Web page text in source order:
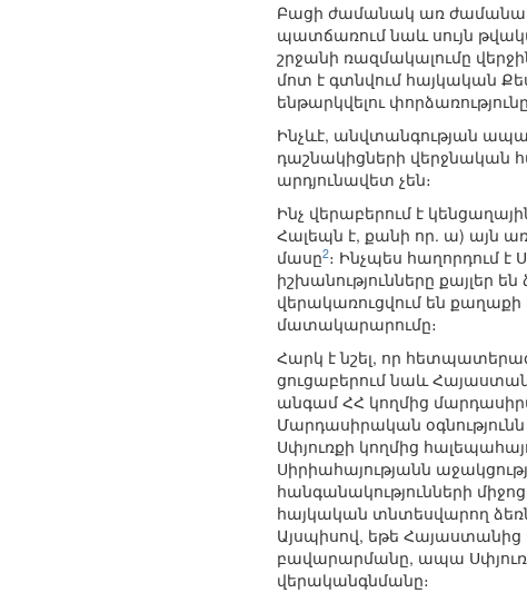
Բացի ժամանակ առ ժամանակ
պատճառում նաև սույն
շրջանի ռազմակալումը
մոտ է գտնվում հայկական
ենթարկվելու
Ինչևէ, անվտանգության
դաշնակիցների վերջնական
արդյունավետ չեն։
Ինչ վերաբերում է
Հալեպն է, քանի որ. ա) այն
մասը2։ Ինչպես հաղորդում
իշխանությունները քայլեր
վերակառուցվում են քաղաքի
մատակարարումը։
Հարկ է նշել, որ
ցուցաբերում նաև
անգամ ՀՀ կողմից
Մարդասիրական
Սփյուռքի կողմից
Սիրիահայությանն
հանգանակությունների
հայկական տնտեսվարող
Այսպիսով, եթե
բավարարմանը, ապա
վերականգնմանը։